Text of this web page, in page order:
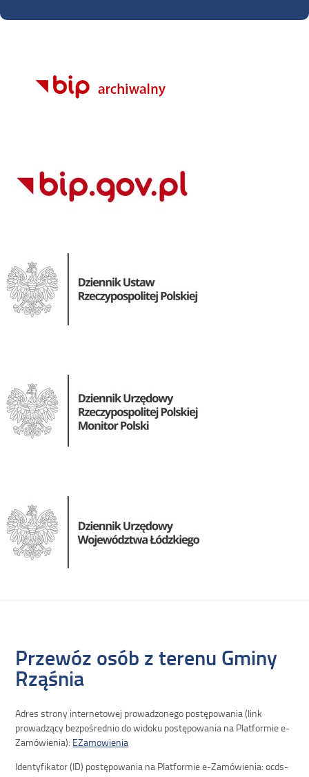
Przewóz osób z terenu Gminy
Rząśnia
Adres strony internetowej prowadzonego postępowania (link
prowadzący bezpośrednio do widoku postępowania na Platformie e-
Zamówienia): EZamowienia
Identyfikator (ID) postępowania na Platformie e-Zamówienia: ocds-